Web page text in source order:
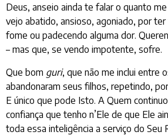
Deus, anseio ainda te falar o quanto
vejo abatido, ansioso, agoniado, por
fome ou padecendo alguma dor.
– mas que, se vendo impotente, sofre.
Que bom guri, que não me inclui entre
abandonaram seus filhos, repetindo,
E único que pode Isto. A Quem
confiança que tenho n’Ele de que Ele
toda essa inteligência a serviço do Seu